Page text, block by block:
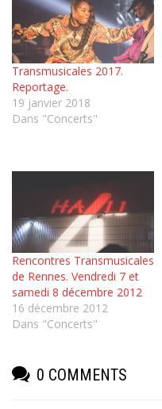
Transmusicales 2017.
Reportage.
19 janvier 2018
Dans "Concerts"
Rencontres Transmusicales
de Rennes. Vendredi 7 et
samedi 8 décembre 2012
16 décembre 2012
Dans "Concerts"
0 COMMENTS